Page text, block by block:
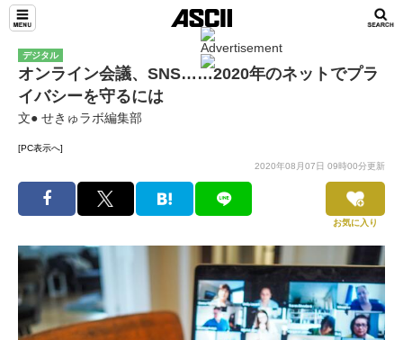
デジタル
オンライン会議、SNS……2020年のネットでプラ
イバシーを守るには
文● せきゅラボ編集部
[PC表示へ]
2020年08月07日 09時00分更新
お気に入り